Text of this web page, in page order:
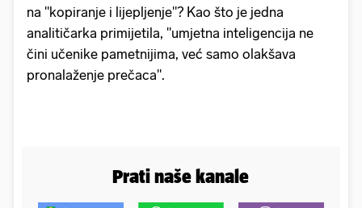
na "kopiranje i lijepljenje"? Kao što je jedna
analitičarka primijetila, "umjetna inteligencija ne
čini učenike pametnijima, već samo olakšava
pronalaženje prečaca".
Prati naše kanale